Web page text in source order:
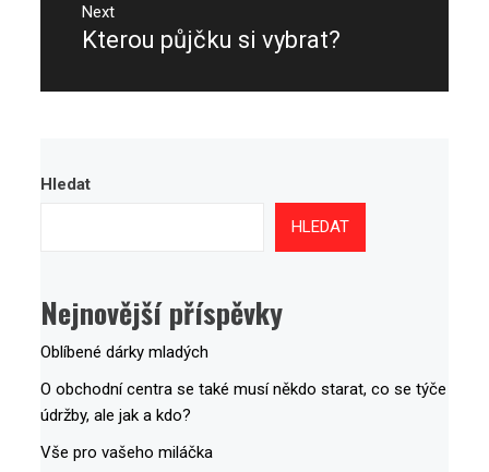
Next
Next
Kterou půjčku si vybrat?
Hledat
HLEDAT
Nejnovější příspěvky
Oblíbené dárky mladých
O obchodní centra se také musí někdo starat, co se týče
údržby, ale jak a kdo?
Vše pro vašeho miláčka